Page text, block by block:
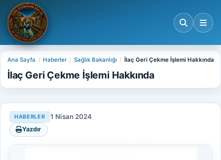
Ana Sayfa Haberler Sağlık Bakanlığı İlaç Geri Çekme İşlemi Hakkında
İlaç Geri Çekme İşlemi Hakkında
HABERLER 1 Nisan 2024
Yazdır